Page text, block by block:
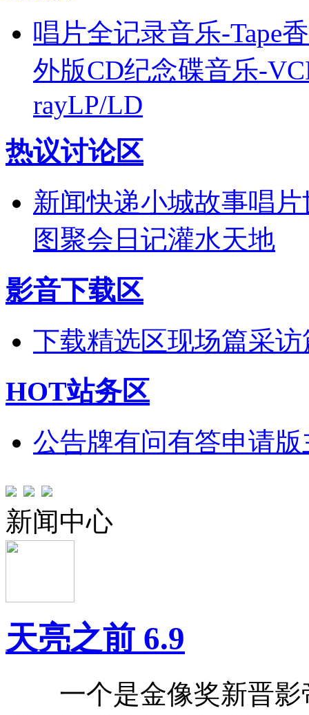
唱片全记录音乐-Tape
外版CD纪念碟音乐-
rayLP/LD
热议讨论区
新闻快递小城故事唱
图聚会日记灌水天地
影音下载区
下载精选区现场篇采访
HOT站务区
公告牌有问有答申请版
新闻中心
天亮之前 6.9
一个是金像奖新晋影